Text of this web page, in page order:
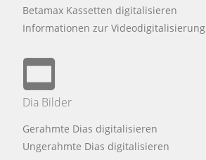
Betamax Kassetten digitalisieren
Informationen zur Videodigitalisierung
Dia Bilder
Gerahmte Dias digitalisieren
Ungerahmte Dias digitalisieren